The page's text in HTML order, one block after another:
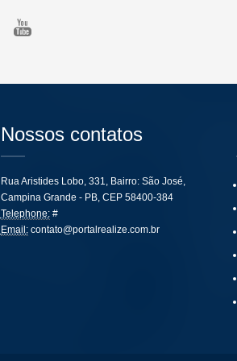
Nossos contatos
Rua Aristides Lobo, 331, Bairro: São José,
Campina Grande - PB, CEP 58400-384
Telephone:#
Email: contato@portalrealize.com.br